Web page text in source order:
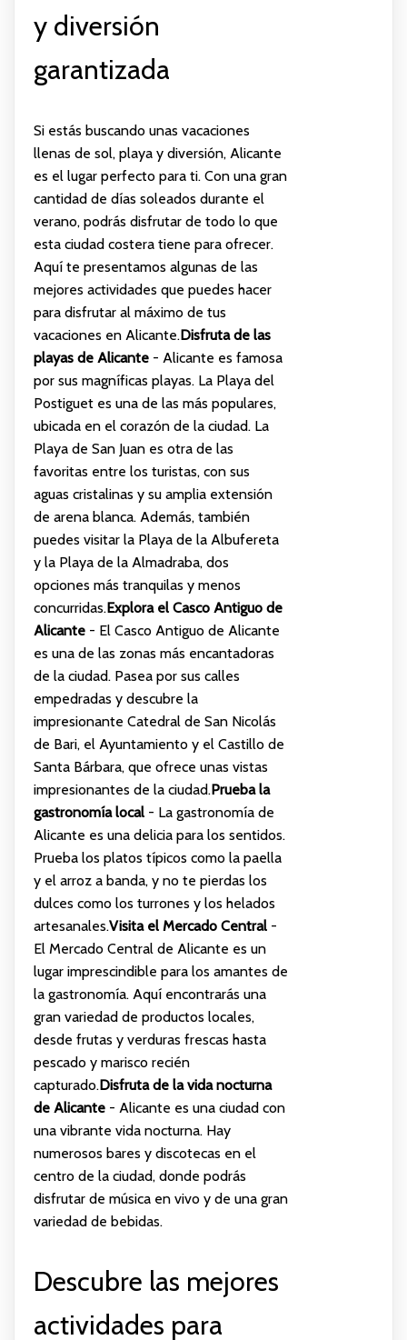
y diversión
garantizada
Si estás buscando unas vacaciones
llenas de sol, playa y diversión, Alicante
es el lugar perfecto para ti. Con una gran
cantidad de días soleados durante el
verano, podrás disfrutar de todo lo que
esta ciudad costera tiene para ofrecer.
Aquí te presentamos algunas de las
mejores actividades que puedes hacer
para disfrutar al máximo de tus
vacaciones en Alicante.Disfruta de las
playas de Alicante- Alicante es famosa
por sus magníficas playas. La Playa del
Postiguet es una de las más populares,
ubicada en el corazón de la ciudad. La
Playa de San Juan es otra de las
favoritas entre los turistas, con sus
aguas cristalinas y su amplia extensión
de arena blanca. Además, también
puedes visitar la Playa de la Albufereta
y la Playa de la Almadraba, dos
opciones más tranquilas y menos
concurridas.Explora el Casco Antiguo de
Alicante- El Casco Antiguo de Alicante
es una de las zonas más encantadoras
de la ciudad. Pasea por sus calles
empedradas y descubre la
impresionante Catedral de San Nicolás
de Bari, el Ayuntamiento y el Castillo de
Santa Bárbara, que ofrece unas vistas
impresionantes de la ciudad.Prueba la
gastronomía local- La gastronomía de
Alicante es una delicia para los sentidos.
Prueba los platos típicos como la paella
y el arroz a banda, y no te pierdas los
dulces como los turrones y los helados
artesanales.Visita el Mercado Central-
El Mercado Central de Alicante es un
lugar imprescindible para los amantes de
la gastronomía. Aquí encontrarás una
gran variedad de productos locales,
desde frutas y verduras frescas hasta
pescado y marisco recién
capturado.Disfruta de la vida nocturna
de Alicante- Alicante es una ciudad con
una vibrante vida nocturna. Hay
numerosos bares y discotecas en el
centro de la ciudad, donde podrás
disfrutar de música en vivo y de una gran
variedad de bebidas.
Descubre las mejores
actividades para